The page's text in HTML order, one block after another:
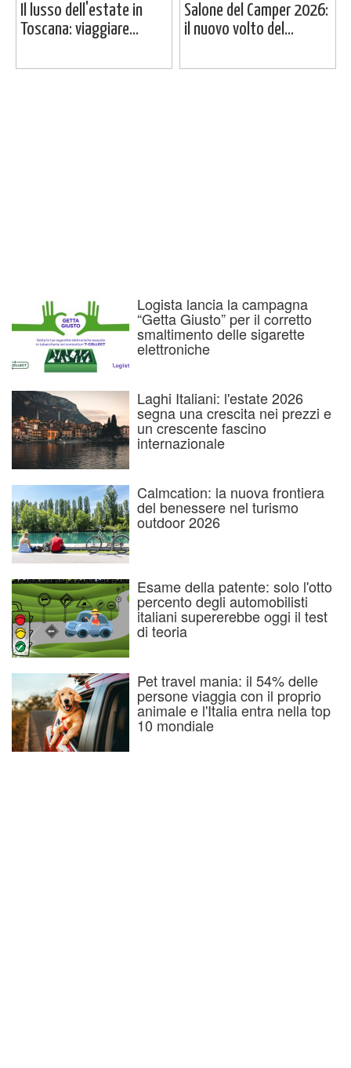
Il lusso dell'estate in
Toscana: viaggiare...
Salone del Camper 2026:
il nuovo volto del...
Logista lancia la campagna
“Getta Giusto” per il corretto
smaltimento delle sigarette
elettroniche
Laghi Italiani: l'estate 2026
segna una crescita nei prezzi e
un crescente fascino
internazionale
Calmcation: la nuova frontiera
del benessere nel turismo
outdoor 2026
Esame della patente: solo l'otto
percento degli automobilisti
italiani supererebbe oggi il test
di teoria
Pet travel mania: il 54% delle
persone viaggia con il proprio
animale e l'Italia entra nella top
10 mondiale